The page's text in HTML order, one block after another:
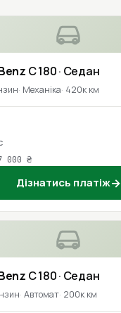
C 180· Седан
Механіка 420к км
000 ₴
Дізнатись платіж→
C 180· Седан
Автомат 200к км